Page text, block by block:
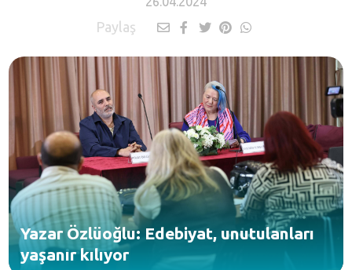
Paylaş
Yazar Özlüoğlu: Edebiyat, unutulanları
yaşanır kılıyor